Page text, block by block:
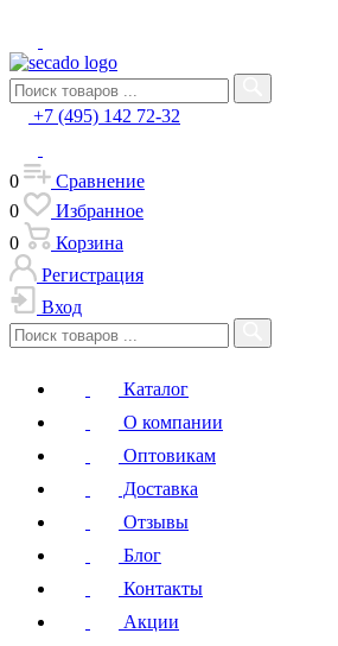
+7 (495) 142 72-32
0
Сравнение
0
Избранное
0
Корзина
Регистрация
Вход
Каталог
О компании
Оптовикам
Доставка
Отзывы
Блог
Контакты
Акции